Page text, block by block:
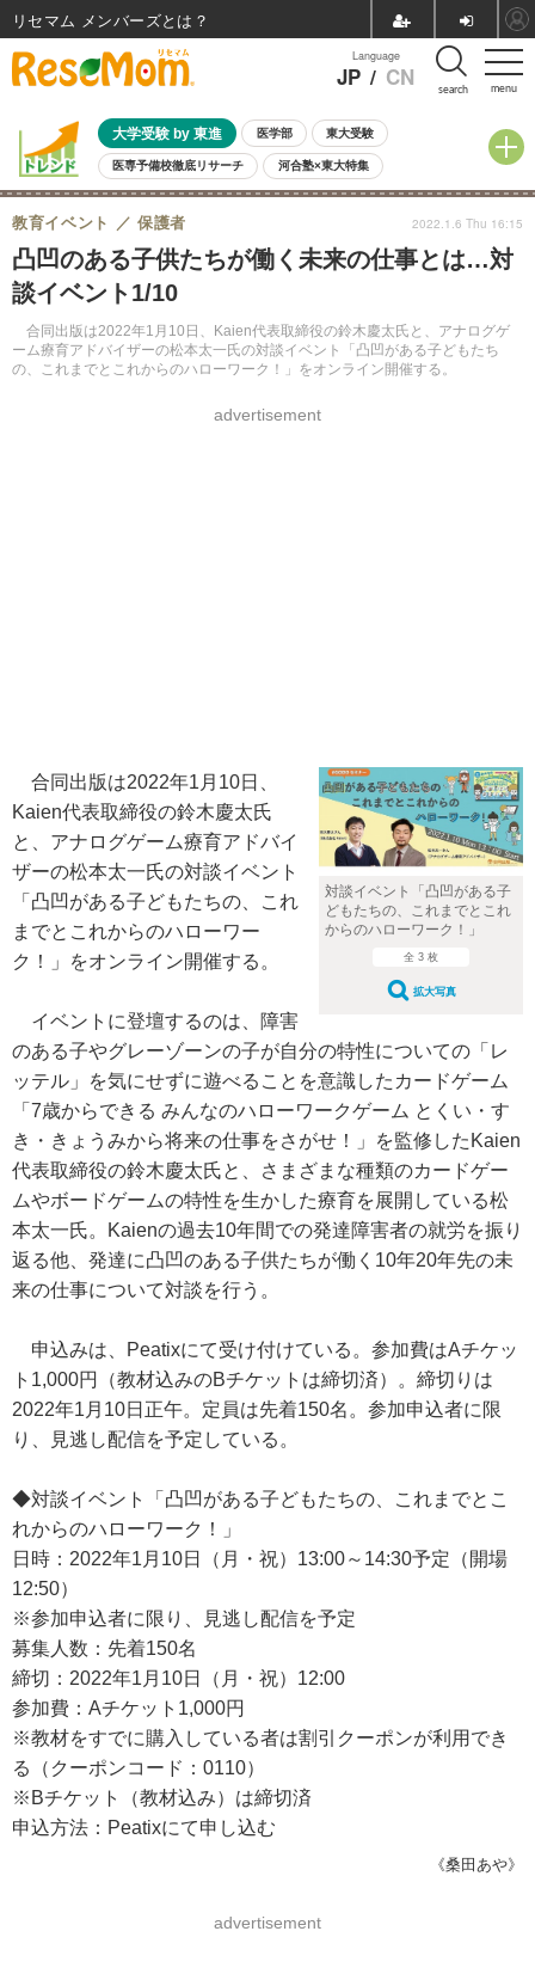
menu
Language
JP / CN search
大学受験 by 東進 医学部 東大受験
医専予備校徹底リサーチ 河合塾×東大特集
親子で考える大学選び 高校受験 中学受験 小学校受験
共通テスト 夏休み
8月開催イベント・WS 全国公立高校 過去問 人気記事
自由研究教材（小学生向け）
凸凹のある子供たちが働く未来の仕事とは…対
談イベント1/10
合同出版は2022年1月10日、Kaien代表取締役の鈴木慶太氏と、アナログゲ
ーム療育アドバイザーの松本太一氏の対談イベント「凸凹がある子どもたち
の、これまでとこれからのハローワーク！」をオンライン開催する。
教育イベント 保護者
advertisement
2022.1.6 Thu 16:15
対談イベント「凸凹がある子
どもたちの、これまでとこれ
からのハローワーク！」
全 3 枚
拡大写真
合同出版は2022年1月10日、
Kaien代表取締役の鈴木慶太氏
と、アナログゲーム療育アドバイ
ザーの松本太一氏の対談イベント
「凸凹がある子どもたちの、これ
までとこれからのハローワー
ク！」をオンライン開催する。
イベントに登壇するのは、障害
のある子やグレーゾーンの子が自分の特性についての「レ
ッテル」を気にせずに遊べることを意識したカードゲーム
「7歳からできる みんなのハローワークゲーム とくい・す
き・きょうみから将来の仕事をさがせ！」を監修したKaien
代表取締役の鈴木慶太氏と、さまざまな種類のカードゲー
ムやボードゲームの特性を生かした療育を展開している松
本太一氏。Kaienの過去10年間での発達障害者の就労を振り
返る他、発達に凸凹のある子供たちが働く10年20年先の未
来の仕事について対談を行う。
申込みは、Peatixにて受け付けている。参加費はAチケッ
ト1,000円（教材込みのBチケットは締切済）。締切りは
2022年1月10日正午。定員は先着150名。参加申込者に限
り、見逃し配信を予定している。
◆対談イベント「凸凹がある子どもたちの、これまでとこ
れからのハローワーク！」
日時：2022年1月10日（月・祝）13:00～14:30予定（開場
12:50）
※参加申込者に限り、見逃し配信を予定
募集人数：先着150名
締切：2022年1月10日（月・祝）12:00
参加費：Aチケット1,000円
※教材をすでに購入している者は割引クーポンが利用でき
る（クーポンコード：0110）
※Bチケット（教材込み）は締切済
申込方法：Peatixにて申し込む
《桑田あや》
advertisement
リセマム メンバーズ